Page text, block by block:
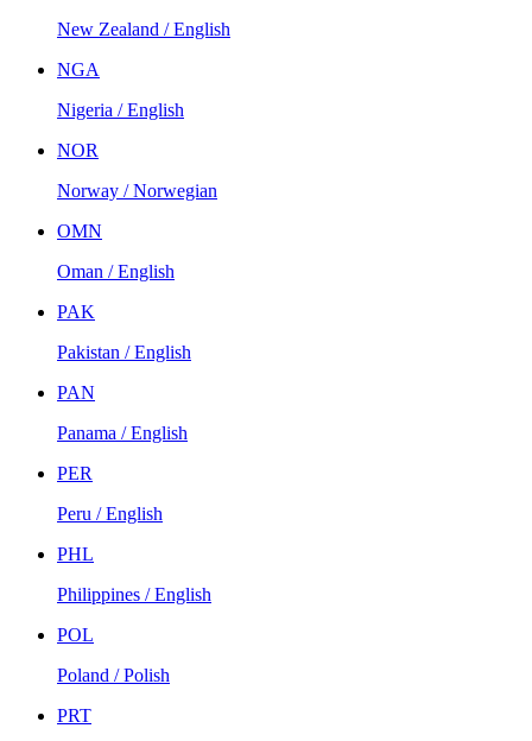
New Zealand / English
NGA
Nigeria / English
NOR
Norway / Norwegian
OMN
Oman / English
PAK
Pakistan / English
PAN
Panama / English
PER
Peru / English
PHL
Philippines / English
POL
Poland / Polish
PRT